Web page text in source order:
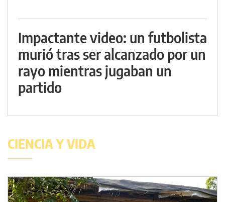
Impactante video: un futbolista
murió tras ser alcanzado por un
rayo mientras jugaban un
partido
CIENCIA Y VIDA